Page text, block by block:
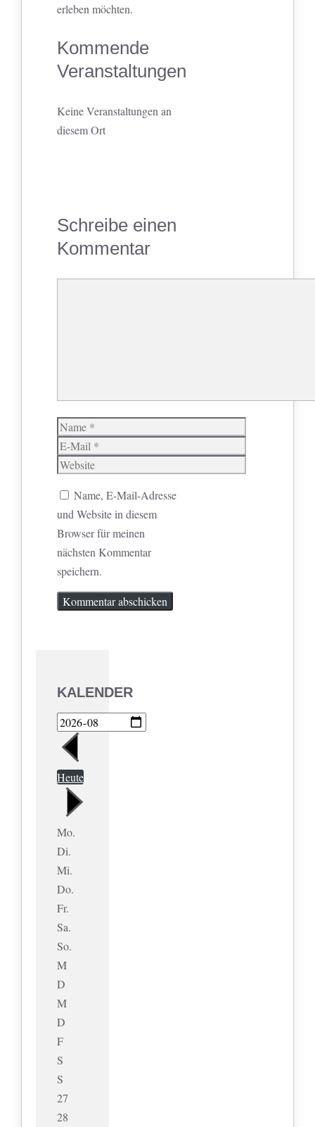
erleben möchten.
Kommende
Veranstaltungen
Keine Veranstaltungen an
diesem Ort
Schreibe einen
Kommentar
Name
E-
Mail
Website
Name, E-Mail-Adresse
und Website in diesem
Browser für meinen
nächsten Kommentar
speichern.
KALENDER
Heute
Mo.
Di.
Mi.
Do.
Fr.
Sa.
So.
M
D
M
D
F
S
S
27
28